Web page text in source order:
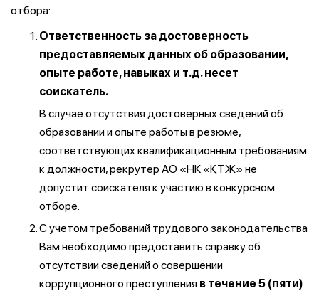
отбора:
Ответственность за достоверность
предоставляемых данных об образовании,
опыте работе, навыках и т.д. несет
соискатель.
В случае отсутствия достоверных сведений об
образовании и опыте работы в резюме,
соответствующих квалификационным требованиям
к должности, рекрутер АО «НК «ҚТЖ» не
допустит соискателя к участию в конкурсном
отборе.
С учетом требований трудового законодательства
Вам необходимо предоставить справку об
отсутствии сведений о совершении
коррупционного преступления в течение 5 (пяти)